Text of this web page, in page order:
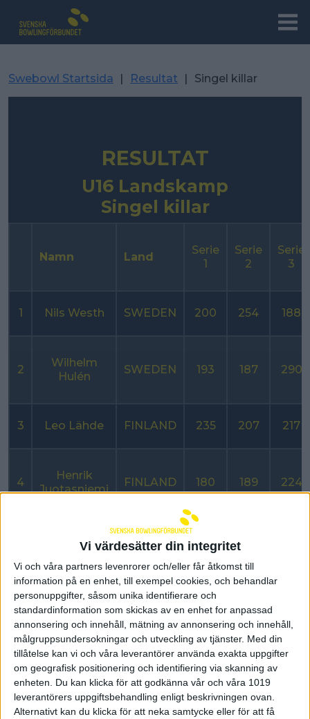
Vi värdesätter din integritet
Vi och våra partners levenrorer och/eller får åtkomst till
information på en enhet, till exempel cookies, och behandlar
personuppgifter, såsom unika identifierare och
standardinformation som skickas av en enhet for anpassad
annonsering och innehåll, mätning av annonsering och innehåll,
målgruppsundersokningar och utveckling av tjänster. Med din
tillåtelse kan vi och våra leverantörer använda exakta uppgifter
om geografisk positionering och identifiering via skanning av
enheten. Du kan klicka för att godkänna vår och våra 1019
leverantörers uppgiftsbehandling enligt beskrivningen ovan.
Alternativt kan du klicka för att neka samtycke eller för att få
Swebowl Startsida | Resultat | Singel killar
RESULTAT
U16 Landskamp
Singel killar
Namn Land
Serie
1
Serie
2
Serie
3
1 Nils Westh SWEDEN 200 254 188
2
Wilhelm
Hulén
SWEDEN 193 187 290
3 Leo Lähde FINLAND 235 207 217
4
Henrik
Juotasniemi
FINLAND 180 189 224
Miro
FINLAND 184 178
6
Kevin
Fahlström
SWEDEN 178 173 173
7
Oskar
Myrén
SWEDEN 202 150